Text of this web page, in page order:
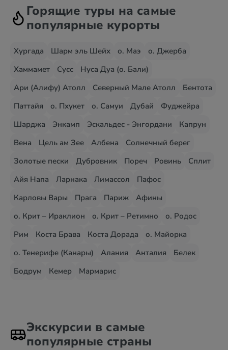
Горящие туры на самые
популярные курорты
Хургада Шарм эль Шейх о. Маэ
о. Джерба
Хаммамет
Сусс
Нуса Дуа (о. Бали)
Ари (Алифу) Атолл
Северный Мале Атолл
Бентота
Паттайя
о. Пхукет о. Самуи Дубай
Фуджейра
Шарджа
Энкамп Эскальдес - Энгордани
Капрун
Вена
Цель ам Зее Албена
Солнечный берег
Золотые пески
Дубровник Пореч Ровинь
Сплит
Айя Напа
Ларнака Лимассол
Пафос
Карловы Вары
Прага Париж
Афины
о. Крит – Ираклион
о. Крит – Ретимно
о. Родос
Рим
Коста Брава Коста Дорада
о. Майорка
о. Тенерифе (Канары)
Алания Анталия
Белек
Бодрум
Кемер Мармарис
Экскурсии в самые
популярные страны